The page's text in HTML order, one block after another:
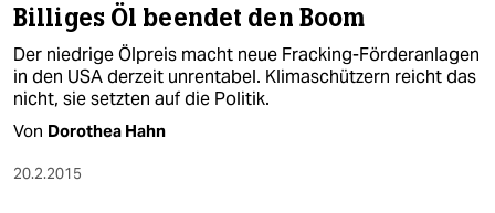
Billiges Öl beendet den Boom
Der niedrige Ölpreis macht neue Fracking-Förderanlagen
in den USA derzeit unrentabel. Klimaschützern reicht das
nicht, sie setzten auf die Politik.
Von Dorothea Hahn
20.2.2015